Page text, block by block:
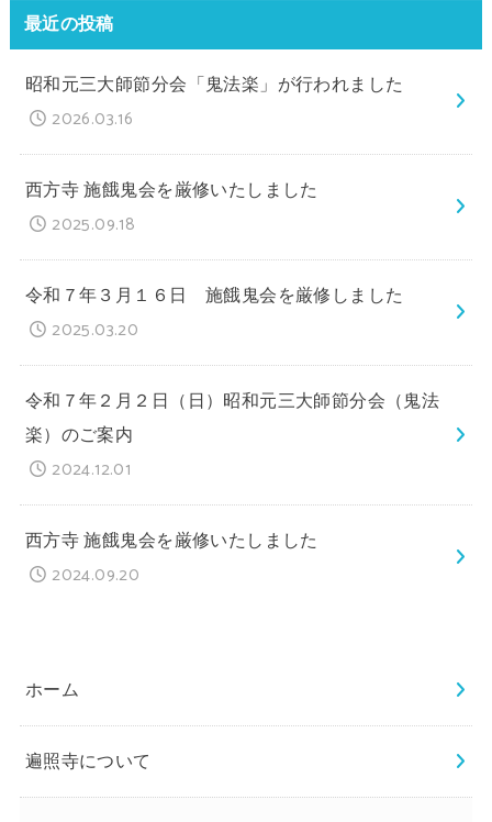
最近の投稿
昭和元三大師節分会「鬼法楽」が行われました
2026.03.16
西方寺 施餓鬼会を厳修いたしました
2025.09.18
令和７年３月１６日 施餓鬼会を厳修しました
2025.03.20
令和７年２月２日（日）昭和元三大師節分会（鬼法
楽）のご案内
2024.12.01
西方寺 施餓鬼会を厳修いたしました
2024.09.20
ホーム
遍照寺について